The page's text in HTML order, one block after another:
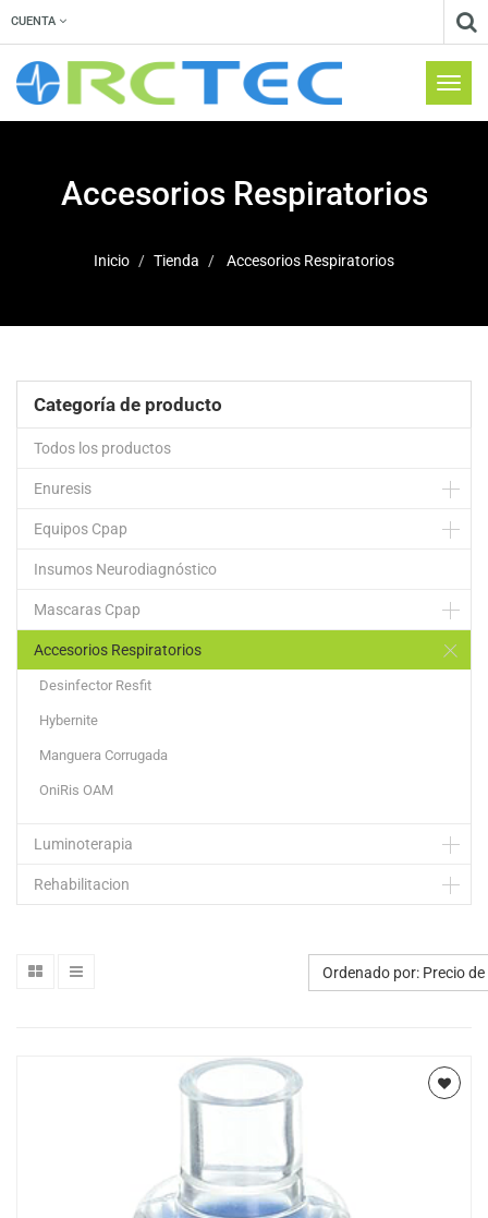
CUENTA
Menú
de
Accesorios Respiratorios
Inicio Tienda Accesorios Respiratorios
Categoría de producto
Todos los productos
Enuresis
Equipos Cpap
Insumos Neurodiagnóstico
Mascaras Cpap
Accesorios Respiratorios
Desinfector Resfit
Hybernite
Manguera Corrugada
OniRis OAM
Luminoterapia
Rehabilitacion
Ordenado por: Precio